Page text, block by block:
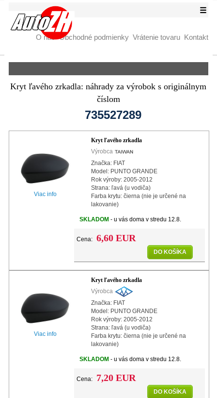
☰
O nás Obchodné podmienky Vrátenie tovaru Kontakt
Kryt ľavého zrkadla: náhrady za výrobok s originálnym
číslom
735527289
Viac info
Kryt ľavého zrkadla
Výrobca
Značka: FIAT
Model: PUNTO GRANDE
Rok výroby: 2005-2012
Strana: ľavá (u vodiča)
Farba krytu: čierna (nie je určené na
lakovanie)
SKLADOM - u vás doma v stredu 12.8.
Cena: 6,60 EUR
DO KOŠÍKA
Viac info
Kryt ľavého zrkadla
Výrobca
Značka: FIAT
Model: PUNTO GRANDE
Rok výroby: 2005-2012
Strana: ľavá (u vodiča)
Farba krytu: čierna (nie je určené na
lakovanie)
SKLADOM - u vás doma v stredu 12.8.
Cena: 7,20 EUR
DO KOŠÍKA